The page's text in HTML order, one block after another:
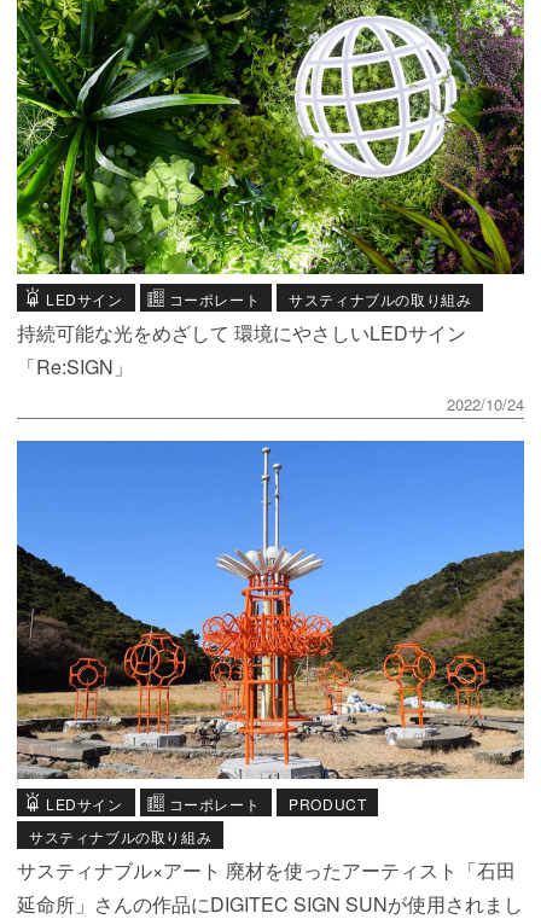
LEDサイン コーポレート サスティナブルの取り組み
持続可能な光をめざして 環境にやさしいLEDサイン
「Re:SIGN」
2022/10/24
LEDサイン コーポレート
PRODUCT
サスティナブルの取り組み
サスティナブル×アート 廃材を使ったアーティスト「石田
延命所」さんの作品にDIGITEC SIGN SUNが使用されまし